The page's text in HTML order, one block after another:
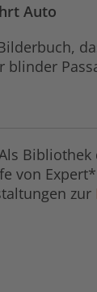
Auto
blinder
von
zur